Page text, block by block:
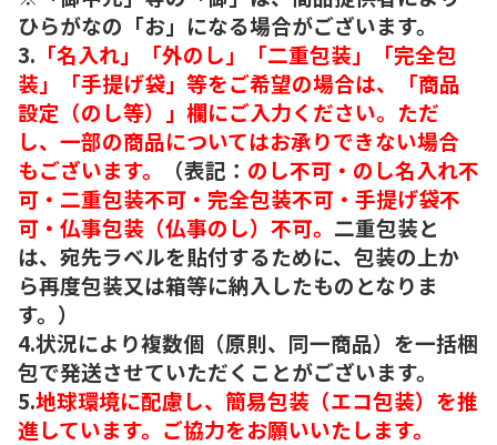
ひらがなの「お」になる場合がございます。
3. 「名入れ」「外のし」「二重包装」「完全包
装」「手提げ袋」等をご希望の場合は、「商品
設定（のし等）」欄にご入力ください。ただ
し、一部の商品についてはお承りできない場合
もございます。
（表記： のし不可・のし名入れ不
可・二重包装不可・完全包装不可・手提げ袋不
可・仏事包装（仏事のし）不可。 二重包装と
は、宛先ラベルを貼付するために、包装の上か
ら再度包装又は箱等に納入したものとなりま
す。）
4.状況により複数個（原則、同一商品）を一括梱
包で発送させていただくことがございます。
5.地球環境に配慮し、簡易包装（エコ包装）を推
進しています。ご協力をお願いいたします。